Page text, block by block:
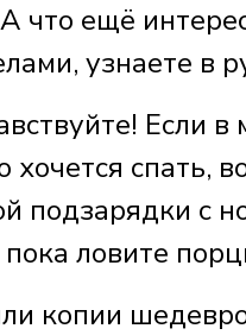
что ещё
узнаете в
Если
хочется спать,
подзарядки с
ловите
копии